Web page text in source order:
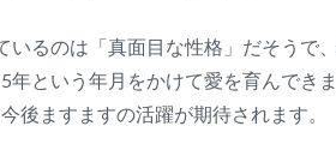
いるのは「真面目な性格」だそうで
年という年月をかけて愛を育んでき
後ますますの活躍が期待されます。